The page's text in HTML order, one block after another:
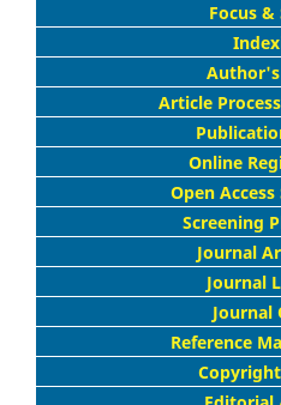
Focus &
Author's
Article
Online
Open
Screening
Journal
Journal
Journal
Reference